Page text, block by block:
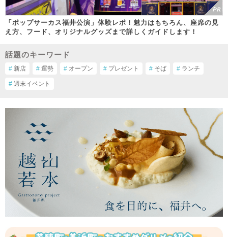
「ポップサーカス福井公演」体験レポ！魅力はもちろん、座席の見
え方、フード、オリジナルグッズまで詳しくガイドします！
話題のキーワード
# 新店 # 運勢 # オープン # プレゼント # そば # ランチ
# 週末イベント